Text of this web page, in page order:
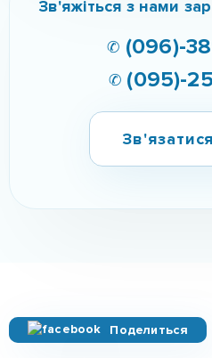
Наш центр забезпечує
конфіденційність і